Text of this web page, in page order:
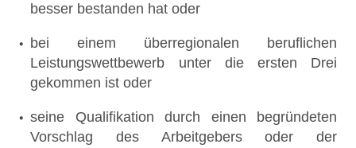
besser bestanden hat oder
bei einem überregionalen beruflichen
Leistungswettbewerb unter die ersten Drei
gekommen ist oder
seine Qualifikation durch einen begründeten
Vorschlag des Arbeitgebers oder der